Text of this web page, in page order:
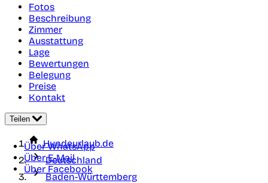
Fotos
Beschreibung
Zimmer
Ausstattung
Lage
Bewertungen
Belegung
Preise
Kontakt
Teilen
Über WhatsApp
Über E-Mail
Über Facebook
Hundeurlaub.de
Deutschland
Baden-Württemberg